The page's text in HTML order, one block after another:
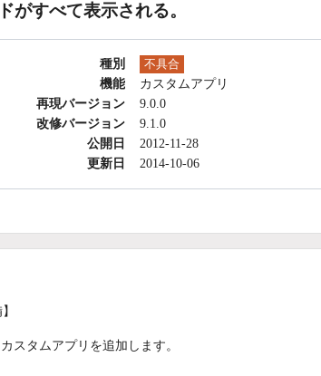
がすべて表示される。
種別 不具合
機能
カスタムアプリ
再現バージョン
9.0.0
改修バージョン
9.1.0
公開日
2012-11-28
更新日
2014-10-06
カスタムアプリを追加します。